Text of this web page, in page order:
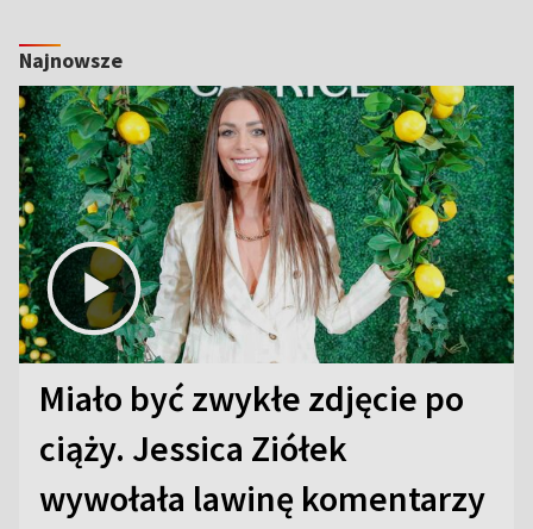
Najnowsze
Miało być zwykłe zdjęcie po
ciąży. Jessica Ziółek
wywołała lawinę komentarzy